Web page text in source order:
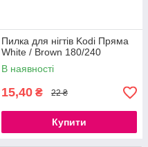
Пилка для нігтів Kodi Пряма
White / Brown 180/240
В наявності
15,40 ₴ 22 ₴
Купити